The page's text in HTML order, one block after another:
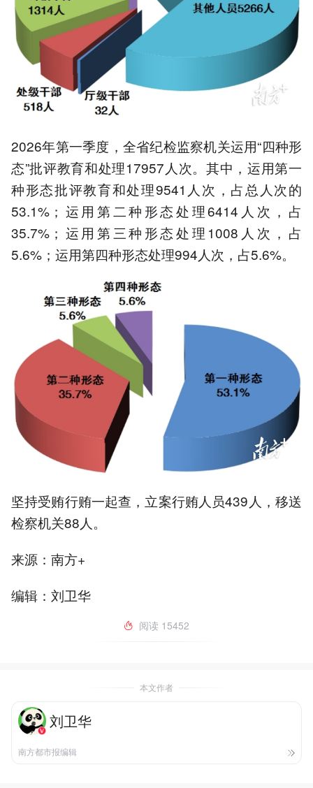
2026年第一季度，全省纪检监察机关运用“四种形
态”批评教育和处理17957人次。其中，运用第一
种形态批评教育和处理9541人次，占总人次的
53.1%；运用第二种形态处理6414人次，占
35.7%；运用第三种形态处理1008人次，占
5.6%；运用第四种形态处理994人次，占5.6%。
坚持受贿行贿一起查，立案行贿人员439人，移送
检察机关88人。
来源：南方+
编辑：刘卫华
阅读 15452
本文作者
刘卫华
南方都市报编辑